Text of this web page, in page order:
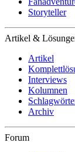
Storyteller
Artikel &
Artikel
Interviews
Kolumnen
Archiv
Forum